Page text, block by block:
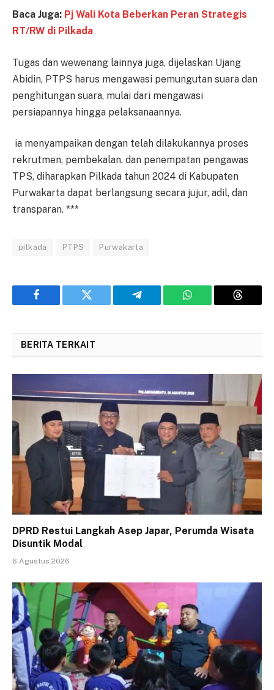
Baca Juga: Pj Wali Kota Beberkan Peran Strategis
RT/RW di Pilkada
Tugas dan wewenang lainnya juga, dijelaskan Ujang
Abidin, PTPS harus mengawasi pemungutan suara dan
penghitungan suara, mulai dari mengawasi
persiapannya hingga pelaksanaannya.
ia menyampaikan dengan telah dilakukannya proses
rekrutmen, pembekalan, dan penempatan pengawas
TPS, diharapkan Pilkada tahun 2024 di Kabupaten
Purwakarta dapat berlangsung secara jujur, adil, dan
transparan. ***
pilkada PTPS Purwakarta
Facebook Twitter Telegram WhatsApp Threads
BERITA TERKAIT
DPRD Restui Langkah Asep Japar, Perumda Wisata
Disuntik Modal
6 Agustus 2026